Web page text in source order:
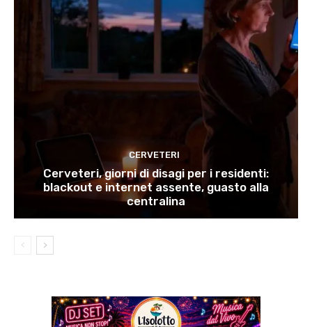
CERVETERI
Cerveteri, giorni di disagi per i residenti:
blackout e internet assente, guasto alla
centralina